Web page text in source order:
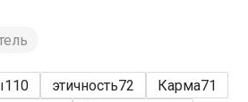
110 этичность72 Карма71